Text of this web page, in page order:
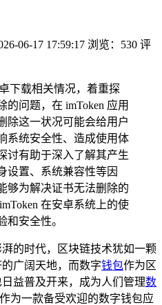
06-17 17:59:17 浏览：530 评
下载相关情况，着重探
的问题，在 imToken 应用
除这一状况可能会给用户
系统安全性、造成使用体
讨有助于深入了解其产生
设置、系统兼容性等因
够为解决证书无法删除的
在安卓系统上的使
和安全性。
的时代，区块链技术犹如一颗
广阔天地，而数字钱包作为区
益普及开来，成为人们管理数
作为一款备受欢迎的数字钱包应